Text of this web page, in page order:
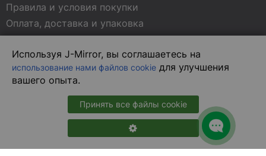
Используя J-Mirror, вы соглашаетесь на
использование нами файлов cookie для улучшения
вашего опыта.
Принять все файлы cookie
Правила и условия покупки
Оплата, доставка и упаковка
Контакты
Политика конфиденциальности
Статьи о зеркалах